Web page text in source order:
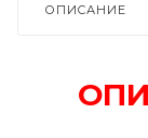
ОПИСАНИЕ